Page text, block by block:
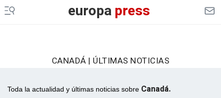
europapress
CANADÁ | ÚLTIMAS NOTICIAS
Toda la actualidad y últimas noticias sobre Canadá.